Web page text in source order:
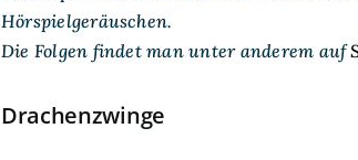
Hörspielgeräuschen.
Die Folgen findet man unter anderem auf
Drachenzwinge